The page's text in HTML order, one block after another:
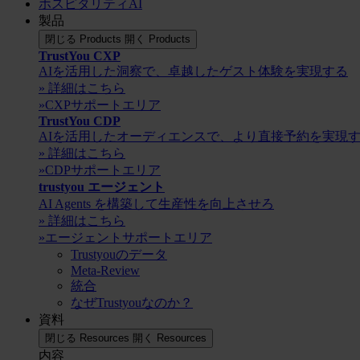
ホスピタリティAI
製品
閉じる Products 開く Products
TrustYou CXP
AIを活用した洞察で、卓越したゲスト体験を実現する
» 詳細はこちら
»CXPサポートエリア
TrustYou CDP
AIを活用したオーディエンスで、より直接予約を実現
» 詳細はこちら
»CDPサポートエリア
trustyou エージェント
AI Agents を構築して生産性を向上させろ
» 詳細はこちら
»エージェントサポートエリア
Trustyouのデータ
Meta-Review
統合
なぜTrustyouなのか？
資料
閉じる Resources 開く Resources
内容